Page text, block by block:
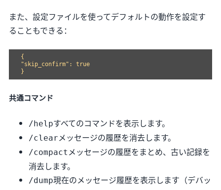
また、設定ファイルを使ってデフォルトの動作を設定す
ることもできる：
{
"skip_confirm": true
共通コマンド
/helpすべてのコマンドを表示します。
/clearメッセージの履歴を消去します。
/compact メッセージの履歴をまとめ、古い記録を
消去します。
/dump現在のメッセージ履歴を表示します（デバッ